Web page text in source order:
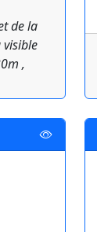
de la
visible
,